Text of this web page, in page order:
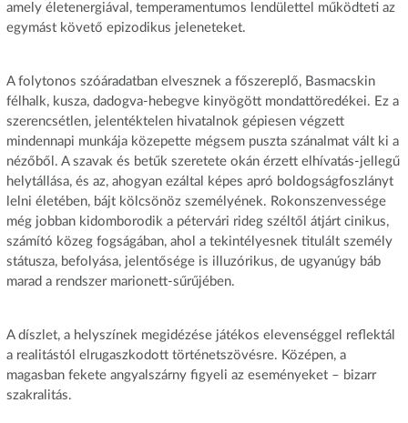
amely életenergiával, temperamentumos lendülettel működteti az
egymást követő epizodikus jeleneteket.
A folytonos szóáradatban elvesznek a főszereplő, Basmacskin
félhalk, kusza, dadogva-hebegve kinyögött mondattöredékei. Ez a
szerencsétlen, jelentéktelen hivatalnok gépiesen végzett
mindennapi munkája közepette mégsem puszta szánalmat vált ki a
nézőből. A szavak és betűk szeretete okán érzett elhívatás-jellegű
helytállása, és az, ahogyan ezáltal képes apró boldogságfoszlányt
lelni életében, bájt kölcsönöz személyének. Rokonszenvessége
még jobban kidomborodik a pétervári rideg széltől átjárt cinikus,
számító közeg fogságában, ahol a tekintélyesnek titulált személy
státusza, befolyása, jelentősége is illuzórikus, de ugyanúgy báb
marad a rendszer marionett-sűrűjében.
A díszlet, a helyszínek megidézése játékos elevenséggel reflektál
a realitástól elrugaszkodott történetszövésre. Középen, a
magasban fekete angyalszárny figyeli az eseményeket – bizarr
szakralitás.